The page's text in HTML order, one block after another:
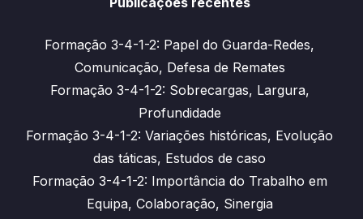
Formação 3-4-1-2: Papel do Guarda-Redes,
Comunicação, Defesa de Remates
Formação 3-4-1-2: Sobrecargas, Largura,
Profundidade
Formação 3-4-1-2: Variações históricas, Evolução
das táticas, Estudos de caso
Formação 3-4-1-2: Importância do Trabalho em
Equipa, Colaboração, Sinergia